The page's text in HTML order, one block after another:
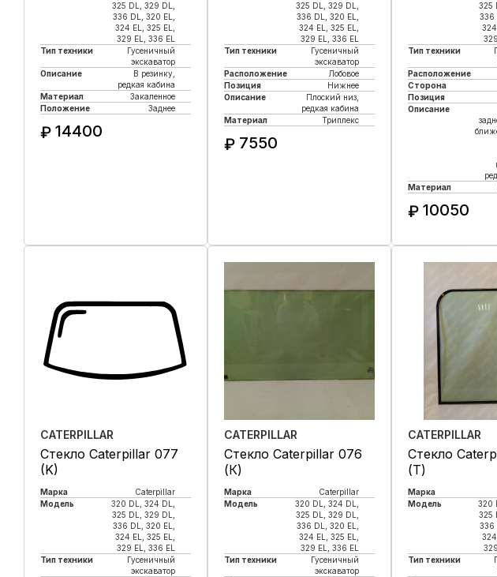
325 DL, 329 DL,
336 DL, 320 EL,
324 EL, 325 EL,
329 EL, 336 EL
Тип техники
Гусеничный
экскаватор
Описание
В резинку,
редкая кабина
Материал
Закаленное
Положение
Заднее
₽ 14400
325 DL, 329 DL,
336 DL, 320 EL,
324 EL, 325 EL,
329 EL, 336 EL
Тип техники
Гусеничный
экскаватор
Расположение
Лобовое
Позиция
Нижнее
Описание
Плоский низ,
редкая кабина
Материал
Триплекс
₽ 7550
325
336
324
Тип техники
Расположение
Сторона
Позиция
Описание
Материал
₽ 10050
CATERPILLAR
Стекло Caterpillar 077
(K)
Марка
Caterpillar
Модель
320 DL, 324 DL,
325 DL, 329 DL,
336 DL, 320 EL,
324 EL, 325 EL,
329 EL, 336 EL
Тип техники
Гусеничный
экскаватор
CATERPILLAR
Стекло Caterpillar 076
(К)
Марка
Caterpillar
Модель
320 DL, 324 DL,
325 DL, 329 DL,
336 DL, 320 EL,
324 EL, 325 EL,
329 EL, 336 EL
Тип техники
Гусеничный
экскаватор
CATERPILLAR
Стекло
(Т)
Марка
Модель
320
325
336
324
Тип техники